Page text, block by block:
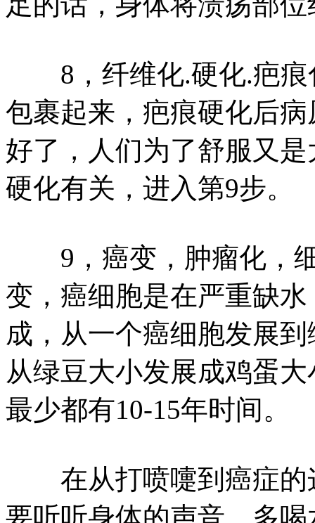
8，纤维化.硬化.疤痕
包裹起来，疤痕硬化后
好了，人们为了舒服又
硬化有关，进入第9步。
9，癌变，肿瘤化，细
变，癌细胞是在严重缺
成，从一个癌细胞发展
从绿豆大小发展成鸡蛋
最少都有10-15年时间。
在从打喷嚏到癌症的
要听听身体的声音，多